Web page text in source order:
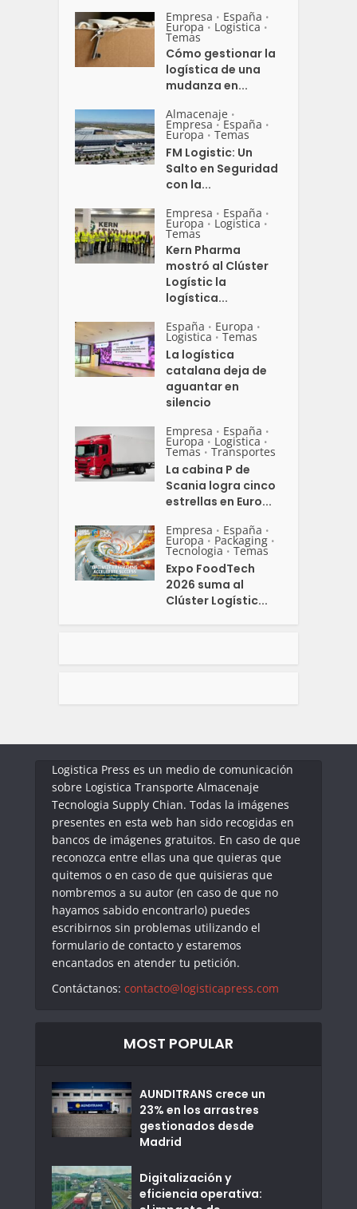
Empresa • España •
Europa • Logistica •
Temas
Cómo gestionar la
logística de una
mudanza en...
Almacenaje •
Empresa • España •
Europa • Temas
FM Logistic: Un
Salto en Seguridad
con la...
Empresa • España •
Europa • Logistica •
Temas
Kern Pharma
mostró al Clúster
Logístic la
logística...
España • Europa •
Logistica • Temas
La logística
catalana deja de
aguantar en
silencio
Empresa • España •
Europa • Logistica •
Temas • Transportes
La cabina P de
Scania logra cinco
estrellas en Euro...
Empresa • España •
Europa • Packaging •
Tecnologia • Temas
Expo FoodTech
2026 suma al
Clúster Logístic...
Logistica Press es un medio de comunicación
sobre Logistica Transporte Almacenaje
Tecnologia Supply Chian. Todas la imágenes
presentes en esta web han sido recogidas en
bancos de imágenes gratuitos. En caso de que
reconozca entre ellas una que quieras que
quitemos o en caso de que quisieras que
nombremos a su autor (en caso de que no
hayamos sabido encontrarlo) puedes
escribirnos sin problemas utilizando el
formulario de contacto y estaremos
encantados en atender tu petición.
Contáctanos: contacto@logisticapress.com
MOST POPULAR
AUNDITRANS crece un
23% en los arrastres
gestionados desde
Madrid
Digitalización y
eficiencia operativa: